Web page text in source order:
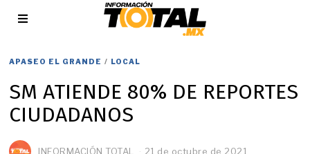
APASEO EL GRANDE / LOCAL
SM ATIENDE 80% DE REPORTES
CIUDADANOS
INFORMACIÓN TOTAL 21 de octubre de 2021